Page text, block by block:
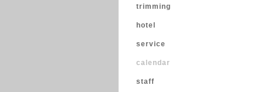
trimming
hotel
service
calendar
staff